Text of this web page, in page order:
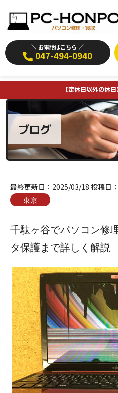
＼ お電話はこちら ／
047-494-0940
【定休日以外の休
ブログ
最終更新日： 2025/03/18 投稿日：
東京
千駄ヶ谷でパソコン修
タ保護まで詳しく解説